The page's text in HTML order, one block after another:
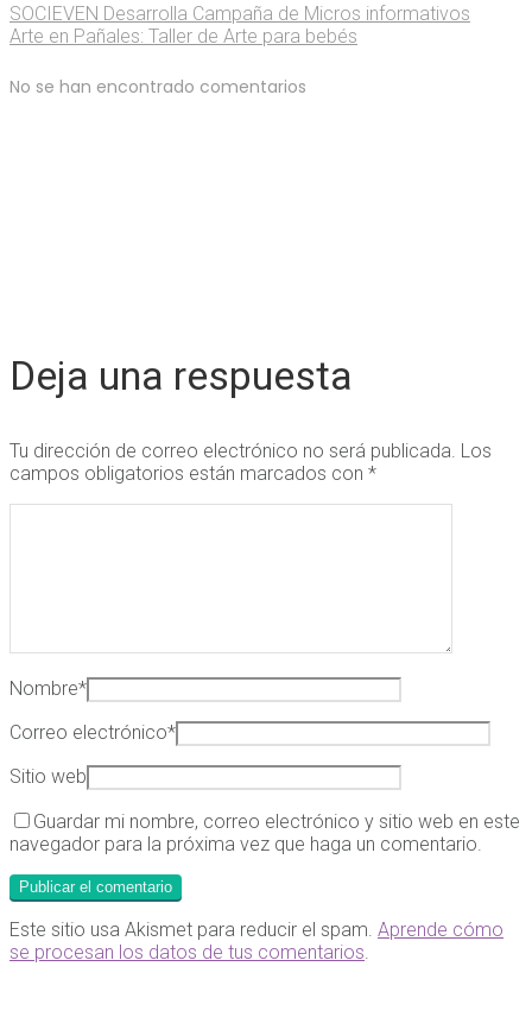
SOCIEVEN Desarrolla Campaña de Micros informativos
Arte en Pañales: Taller de Arte para bebés
No se han encontrado comentarios
Deja una respuesta
Tu dirección de correo electrónico no será publicada. Los
campos obligatorios están marcados con *
Nombre*
Correo electrónico*
Sitio web
Guardar mi nombre, correo electrónico y sitio web en este
navegador para la próxima vez que haga un comentario.
Este sitio usa Akismet para reducir el spam. Aprende cómo
se procesan los datos de tus comentarios